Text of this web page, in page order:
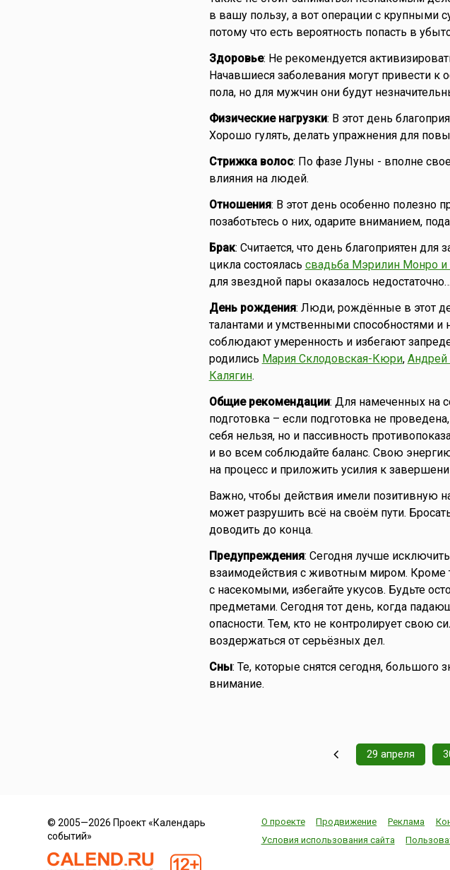
в вашу пользу, а вот операции с крупными
потому что есть вероятность попасть в
Здоровье: Не рекомендуется
Начавшиеся заболевания могут привести к
пола, но для мужчин они будут
Физические нагрузки: В этот день
Хорошо гулять, делать упражнения для
Стрижка волос: По фазе Луны - вполне
влияния на людей.
Отношения: В этот день особенно полезно
позаботьтесь о них, одарите вниманием,
Брак: Считается, что день благоприятен
цикла состоялась свадьба Мэрилин Монро и
для звездной пары оказалось недостаточно…
День рождения: Люди, рождённые в этот
талантами и умственными способностями и
соблюдают умеренность и избегают
родились Мария Склодовская-Кюри,
Калягин.
Общие рекомендации: Для намеченных на
подготовка – если подготовка не
себя нельзя, но и пассивность
и во всем соблюдайте баланс. Свою
на процесс и приложить усилия к
Важно, чтобы действия имели позитивную
может разрушить всё на своём пути.
доводить до конца.
Предупреждения: Сегодня лучше
взаимодействия с животным миром. Кроме
с насекомыми, избегайте укусов. Будьте
предметами. Сегодня тот день, когда
опасности. Тем, кто не контролирует свою
воздержаться от серьёзных дел.
Сны: Те, которые снятся сегодня, большого
внимание.
29 апреля
© 2005—2026 Проект «Календарь
событий»
О проекте Продвижение Реклама
Условия использования сайта